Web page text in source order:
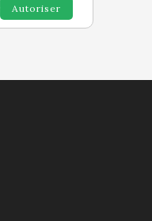
Autoriser